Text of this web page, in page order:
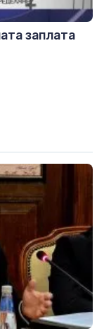
заплата